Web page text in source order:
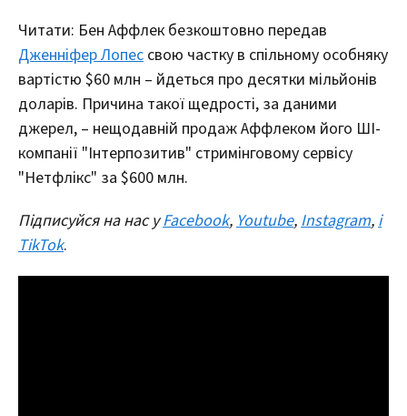
Читати: Бен Аффлек безкоштовно передав
Дженніфер Лопес свою частку в спільному особняку
вартістю $60 млн – йдеться про десятки мільйонів
доларів. Причина такої щедрості, за даними
джерел, – нещодавній продаж Аффлеком його ШІ-
компанії "Інтерпозитив" стримінговому сервісу
"Нетфлікс" за $600 млн.
Підписуйся на нас уFacebook, Youtube, Instagram, і
TikTok.